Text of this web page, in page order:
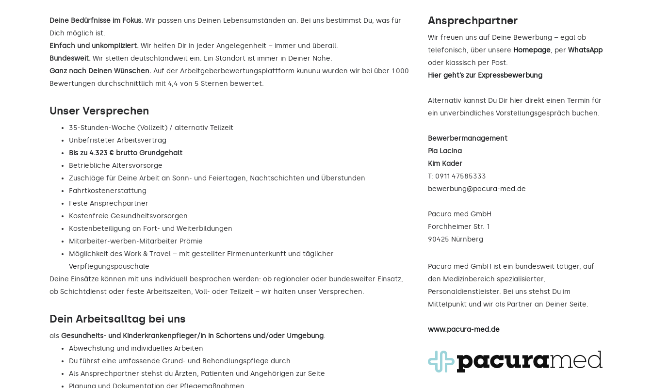
Deine Bedürfnisse im Fokus. Wir passen uns Deinen Lebensumständen an. Bei uns bestimmst Du, was für
Dich möglich ist.
Einfach und unkompliziert. Wir helfen Dir in jeder Angelegenheit – immer und überall.
Bundesweit. Wir stellen deutschlandweit ein. Ein Standort ist immer in Deiner Nähe.
Ganz nach Deinen Wünschen. Auf der Arbeitgeberbewertungsplattform kununu wurden wir bei über 1.000
Bewertungen durchschnittlich mit 4,4 von 5 Sternen bewertet.
Unser Versprechen
35-Stunden-Woche (Vollzeit) / alternativ Teilzeit
Unbefristeter Arbeitsvertrag
Bis zu 4.323 € brutto Grundgehalt
Betriebliche Altersvorsorge
Zuschläge für Deine Arbeit an Sonn- und Feiertagen, Nachtschichten und Überstunden
Fahrtkostenerstattung
Feste Ansprechpartner
Kostenfreie Gesundheitsvorsorgen
Kostenbeteiligung an Fort- und Weiterbildungen
Mitarbeiter-werben-Mitarbeiter Prämie
Möglichkeit des Work & Travel – mit gestellter Firmenunterkunft und täglicher
Verpflegungspauschale
Deine Einsätze können mit uns individuell besprochen werden: ob regionaler oder bundesweiter Einsatz,
ob Schichtdienst oder feste Arbeitszeiten, Voll- oder Teilzeit – wir halten unser Versprechen.
Dein Arbeitsalltag bei uns
als Gesundheits- und Kinderkrankenpfleger/in in Schortens und/oder Umgebung.
Abwechslung und individuelles Arbeiten
Du führst eine umfassende Grund- und Behandlungspflege durch
Als Ansprechpartner stehst du Ärzten, Patienten und Angehörigen zur Seite
Ansprechpartner
Wir freuen uns auf Deine Bewerbung – egal ob
telefonisch, über unsere Homepage, per WhatsApp
oder klassisch per Post.
Hier geht’s zur Expressbewerbung
Alternativ kannst Du Dir hier direkt einen Termin für
ein unverbindliches Vorstellungsgespräch buchen.
Bewerbermanagement
Pia Lacina
Kim Kader
T: 0911 47585333
bewerbung@pacura-med.de
Pacura med GmbH
Forchheimer Str. 1
90425 Nürnberg
Pacura med GmbH ist ein bundesweit tätiger, auf
den Medizinbereich spezialisierter,
Personaldienstleister. Bei uns stehst Du im
Mittelpunkt und wir als Partner an Deiner Seite.
www.pacura-med.de